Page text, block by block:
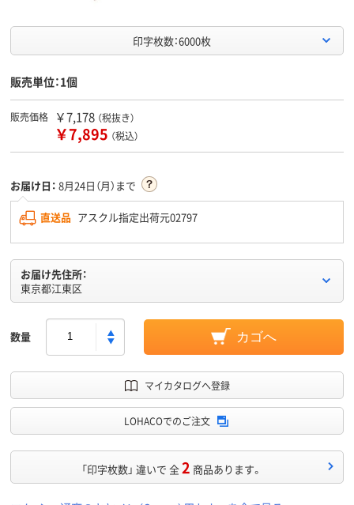
印字枚数：6000枚
販売単位：1個
販売価格 ￥7,178 （税抜き）
￥7,895 （税込）
お届け日： 8月24日（月）まで
直送品 アスクル指定出荷元02797
お届け先住所：
東京都江東区
数量 カゴへ
マイカタログへ登録
LOHACOでのご注文
「印字枚数」 違いで 全2 商品あります。